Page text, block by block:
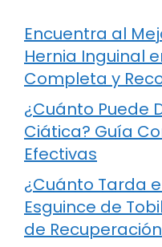
Encuentra al
Hernia Inguinal
Completa y
¿Cuánto Puede
Ciática? Guía
Efectivas
¿Cuánto Tarda
Esguince de
de Recuperación